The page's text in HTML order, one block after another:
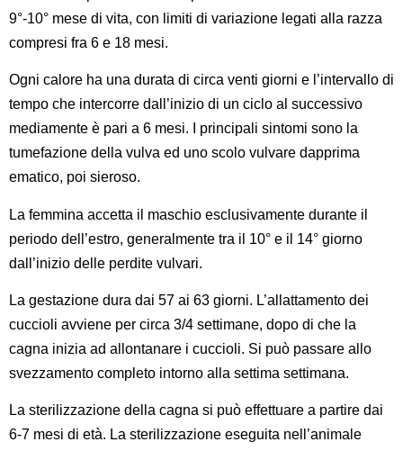
9°-10° mese di vita, con limiti di variazione legati alla razza
compresi fra 6 e 18 mesi.
Ogni calore ha una durata di circa venti giorni e l’intervallo di
tempo che intercorre dall’inizio di un ciclo al successivo
mediamente è pari a 6 mesi. I principali sintomi sono la
tumefazione della vulva ed uno scolo vulvare dapprima
ematico, poi sieroso.
La femmina accetta il maschio esclusivamente durante il
periodo dell’estro, generalmente tra il 10° e il 14° giorno
dall’inizio delle perdite vulvari.
La gestazione dura dai 57 ai 63 giorni. L’allattamento dei
cuccioli avviene per circa 3/4 settimane, dopo di che la
cagna inizia ad allontanare i cuccioli. Si può passare allo
svezzamento completo intorno alla settima settimana.
La sterilizzazione della cagna si può effettuare a partire dai
6-7 mesi di età. La sterilizzazione eseguita nell’animale